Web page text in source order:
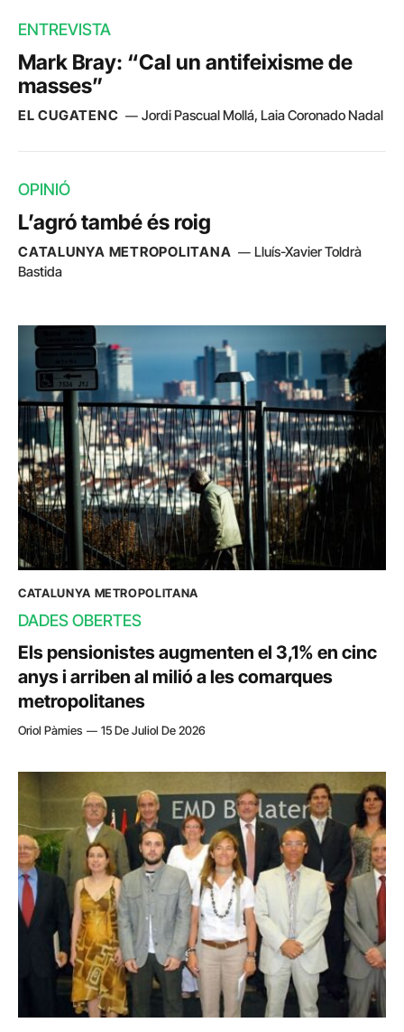
ENTREVISTA
Mark Bray: “Cal un antifeixisme de
masses”
EL CUGATENC Jordi Pascual Mollá, Laia Coronado Nadal
OPINIÓ
L’agró també és roig
CATALUNYA METROPOLITANA
Lluís-Xavier Toldrà
Bastida
CATALUNYA METROPOLITANA
DADES OBERTES
Els pensionistes augmenten el 3,1% en cinc
anys i arriben al milió a les comarques
metropolitanes
Oriol Pàmies 15 De Juliol De 2026